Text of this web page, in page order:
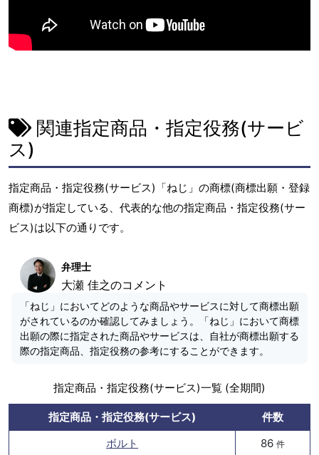
関連指定商品・指定役務(サービ
ス)
指定商品・指定役務(サービス)「ねじ」の商標(商標出願・登録
商標)が指定している、代表的な他の指定商品・指定役務(サー
ビス)は以下の通りです。
弁理士
大瀬 佳之のコメント
「ねじ」においてどのような商品やサービスに対して商標出願
がされているのか確認してみましょう。「ねじ」において商標
出願の際に指定された商品やサービスは、自社が商標出願する
際の指定商品、指定役務の参考にすることができます。
指定商品・指定役務(サービス)一覧 (全期間)
指定商品・指定役務(サービス)
件数
ボルト
86 件